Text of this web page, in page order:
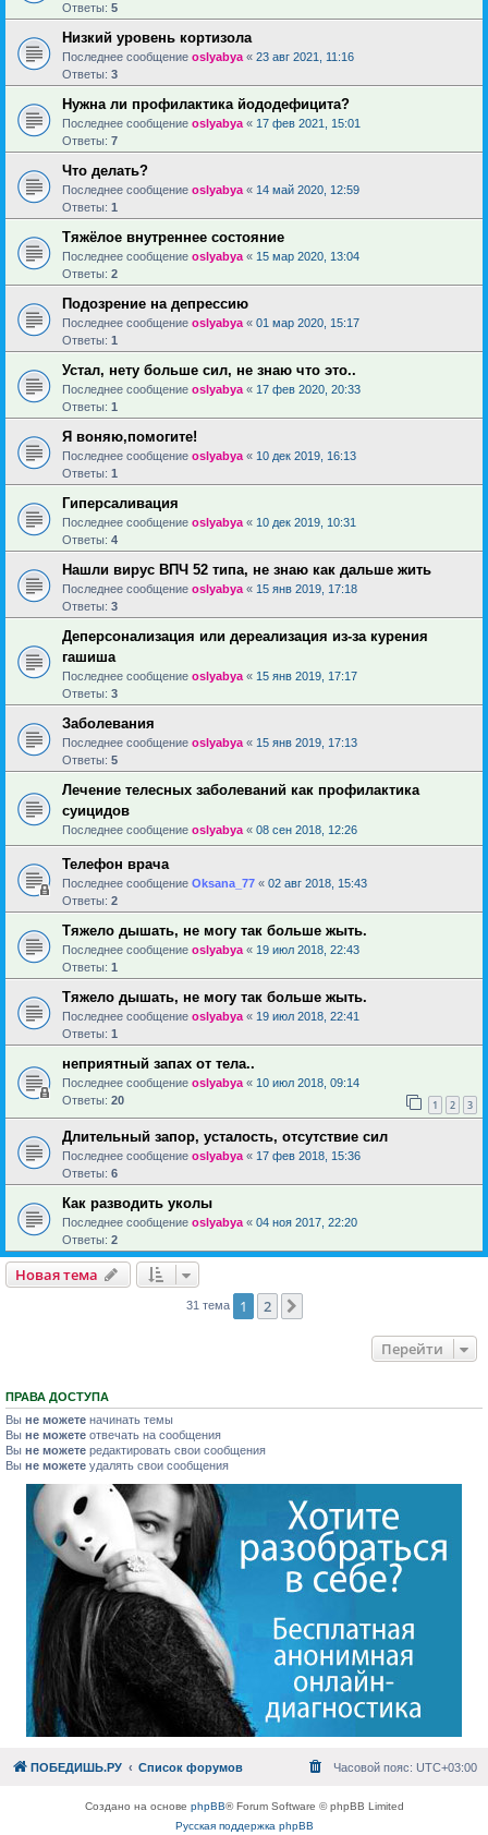
Ответы: 5
Низкий уровень кортизола
Последнее сообщение oslyabya « 23 авг 2021, 11:16
Ответы: 3
Нужна ли профилактика йододефицита?
Последнее сообщение oslyabya « 17 фев 2021, 15:01
Ответы: 7
Что делать?
Последнее сообщение oslyabya « 14 май 2020, 12:59
Ответы: 1
Тяжёлое внутреннее состояние
Последнее сообщение oslyabya « 15 мар 2020, 13:04
Ответы: 2
Подозрение на депрессию
Последнее сообщение oslyabya « 01 мар 2020, 15:17
Ответы: 1
Устал, нету больше сил, не знаю что это..
Последнее сообщение oslyabya « 17 фев 2020, 20:33
Ответы: 1
Я воняю,помогите!
Последнее сообщение oslyabya « 10 дек 2019, 16:13
Ответы: 1
Гиперсаливация
Последнее сообщение oslyabya « 10 дек 2019, 10:31
Ответы: 4
Нашли вирус ВПЧ 52 типа, не знаю как дальше жить
Последнее сообщение oslyabya « 15 янв 2019, 17:18
Ответы: 3
Деперсонализация или дереализация из-за курения
гашиша
Последнее сообщение oslyabya « 15 янв 2019, 17:17
Ответы: 3
Заболевания
Последнее сообщение oslyabya « 15 янв 2019, 17:13
Ответы: 5
Лечение телесных заболеваний как профилактика
суицидов
Последнее сообщение oslyabya « 08 сен 2018, 12:26
Телефон врача
Последнее сообщение Oksana_77 « 02 авг 2018, 15:43
Ответы: 2
Тяжело дышать, не могу так больше жыть.
Последнее сообщение oslyabya « 19 июл 2018, 22:43
Ответы: 1
Тяжело дышать, не могу так больше жыть.
Последнее сообщение oslyabya « 19 июл 2018, 22:41
Ответы: 1
неприятный запах от тела..
Последнее сообщение oslyabya « 10 июл 2018, 09:14
Ответы: 20 1 2 3
Длительный запор, усталость, отсутствие сил
Последнее сообщение oslyabya « 17 фев 2018, 15:36
Ответы: 6
Как разводить уколы
Последнее сообщение oslyabya « 04 ноя 2017, 22:20
Ответы: 2
Новая тема
31 тема 1 2
Перейти
ПРАВА ДОСТУПА
Вы не можете начинать темы
Вы не можете отвечать на сообщения
Вы не можете редактировать свои сообщения
Вы не можете удалять свои сообщения
ПОБЕДИШЬ.РУ Список форумов Часовой пояс: UTC+03:00
Создано на основе phpBB® Forum Software © phpBB Limited
Русская поддержка phpBB